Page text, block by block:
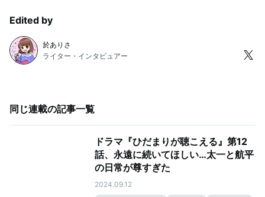
Edited by
於ありさ
ライター・インタビュアー
同じ連載の記事一覧
ドラマ『ひだまりが聴こえる』第12
話、永遠に続いてほしい…太一と航平
の日常が尊すぎた
2024.09.12